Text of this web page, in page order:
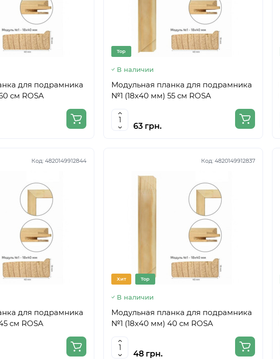
для подрамника
см ROSA
Top
В наличии
Модульная планка для подрамника
№1 (18х40 мм) 55 см ROSA
63 грн.
Код: 4820149912844
для подрамника
см ROSA
Код: 4820149912837
Хит Top
В наличии
Модульная планка для подрамника
№1 (18х40 мм) 40 см ROSA
48 грн.